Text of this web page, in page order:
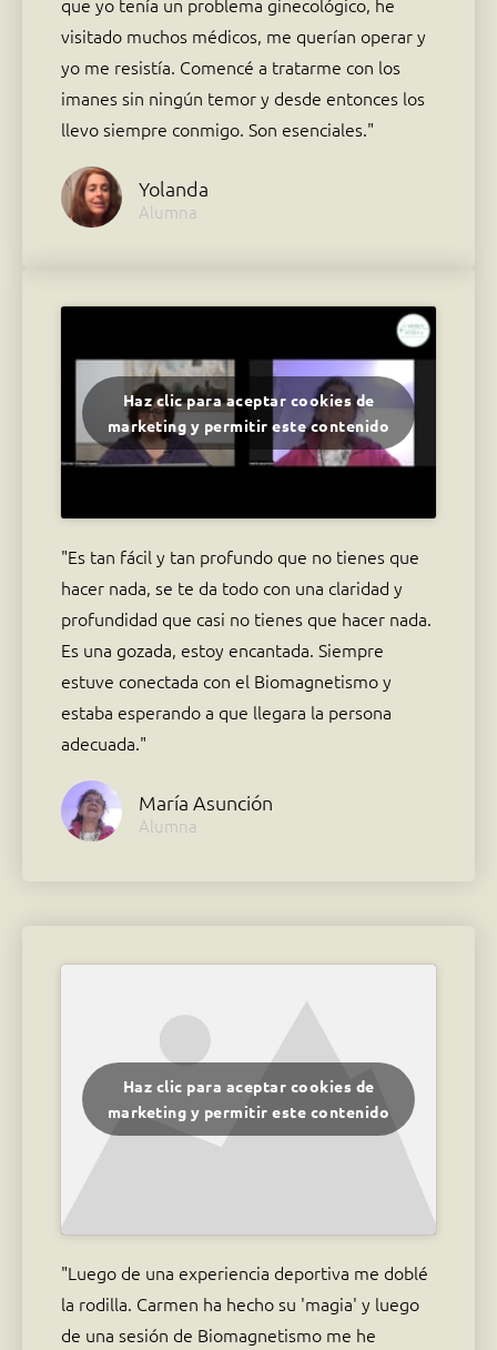
que yo tenía un problema ginecológico, he
visitado muchos médicos, me querían operar y
yo me resistía. Comencé a tratarme con los
imanes sin ningún temor y desde entonces los
llevo siempre conmigo. Son esenciales."
Yolanda
Alumna
Haz clic para aceptar cookies de
marketing y permitir este contenido
"Es tan fácil y tan profundo que no tienes que
hacer nada, se te da todo con una claridad y
profundidad que casi no tienes que hacer nada.
Es una gozada, estoy encantada. Siempre
estuve conectada con el Biomagnetismo y
estaba esperando a que llegara la persona
adecuada."
María Asunción
Alumna
Haz clic para aceptar cookies de
marketing y permitir este contenido
"Luego de una experiencia deportiva me doblé
la rodilla. Carmen ha hecho su 'magia' y luego
de una sesión de Biomagnetismo me he